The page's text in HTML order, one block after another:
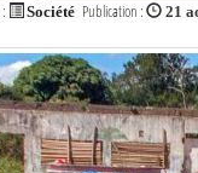
: Société Publication : 21